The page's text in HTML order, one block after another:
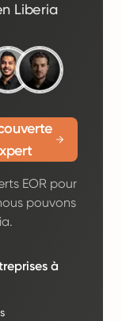
Liberia
EOR pour
pouvons
à